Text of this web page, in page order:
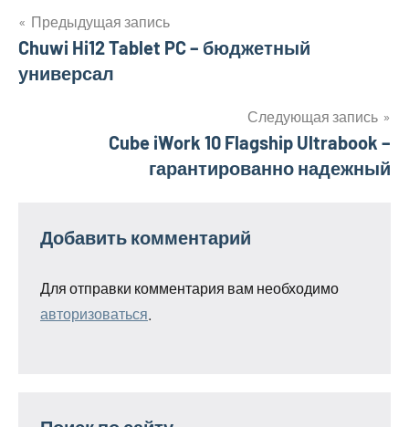
Навигация
по
Предыдущая запись
Chuwi Hi12 Tablet PC – бюджетный
универсал
Следующая запись
Cube iWork 10 Flagship Ultrabook –
гарантированно надежный
Добавить комментарий
Для отправки комментария вам необходимо
авторизоваться